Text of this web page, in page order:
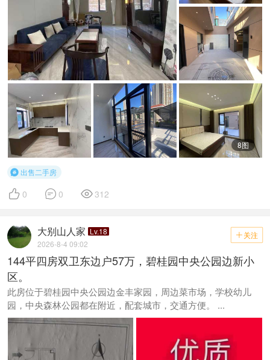
8图
出售二手房
 0  0 312
 关注
大别山人家 Lv.18
2026-8-4 09:02
144平四房双卫东边户57万，碧桂园中央公园边新小
区。
此房位于碧桂园中央公园边金丰家园，周边菜市场，学校幼儿
园，中央森林公园都在附近，配套城市，交通方便。 ...